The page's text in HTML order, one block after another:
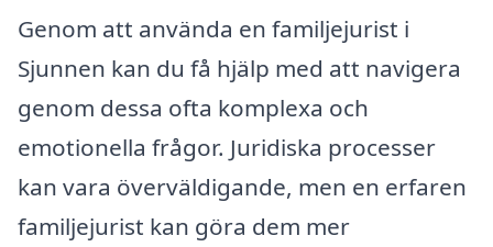
Genom att använda en familjejurist i
Sjunnen kan du få hjälp med att navigera
genom dessa ofta komplexa och
emotionella frågor. Juridiska processer
kan vara överväldigande, men en erfaren
familjejurist kan göra dem mer